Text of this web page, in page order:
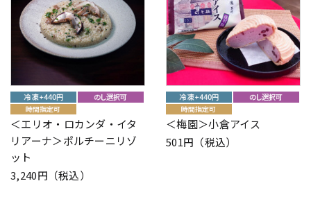
＜エリオ・ロカンダ・イタ
リアーナ＞ポルチーニリゾ
ット
3,240円（税込）
＜梅園＞小倉アイス
501円（税込）